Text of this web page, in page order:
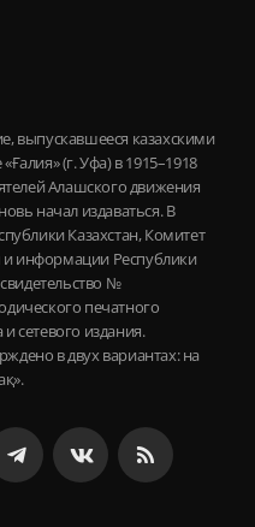
выпускавшееся казахскими
(г. Уфа) в 1915–1918
Алашского движения
начал издаваться. В
Казахстан, Комитет
информации Республики
№
печатного
сетевого издания.
в двух вариантах: на